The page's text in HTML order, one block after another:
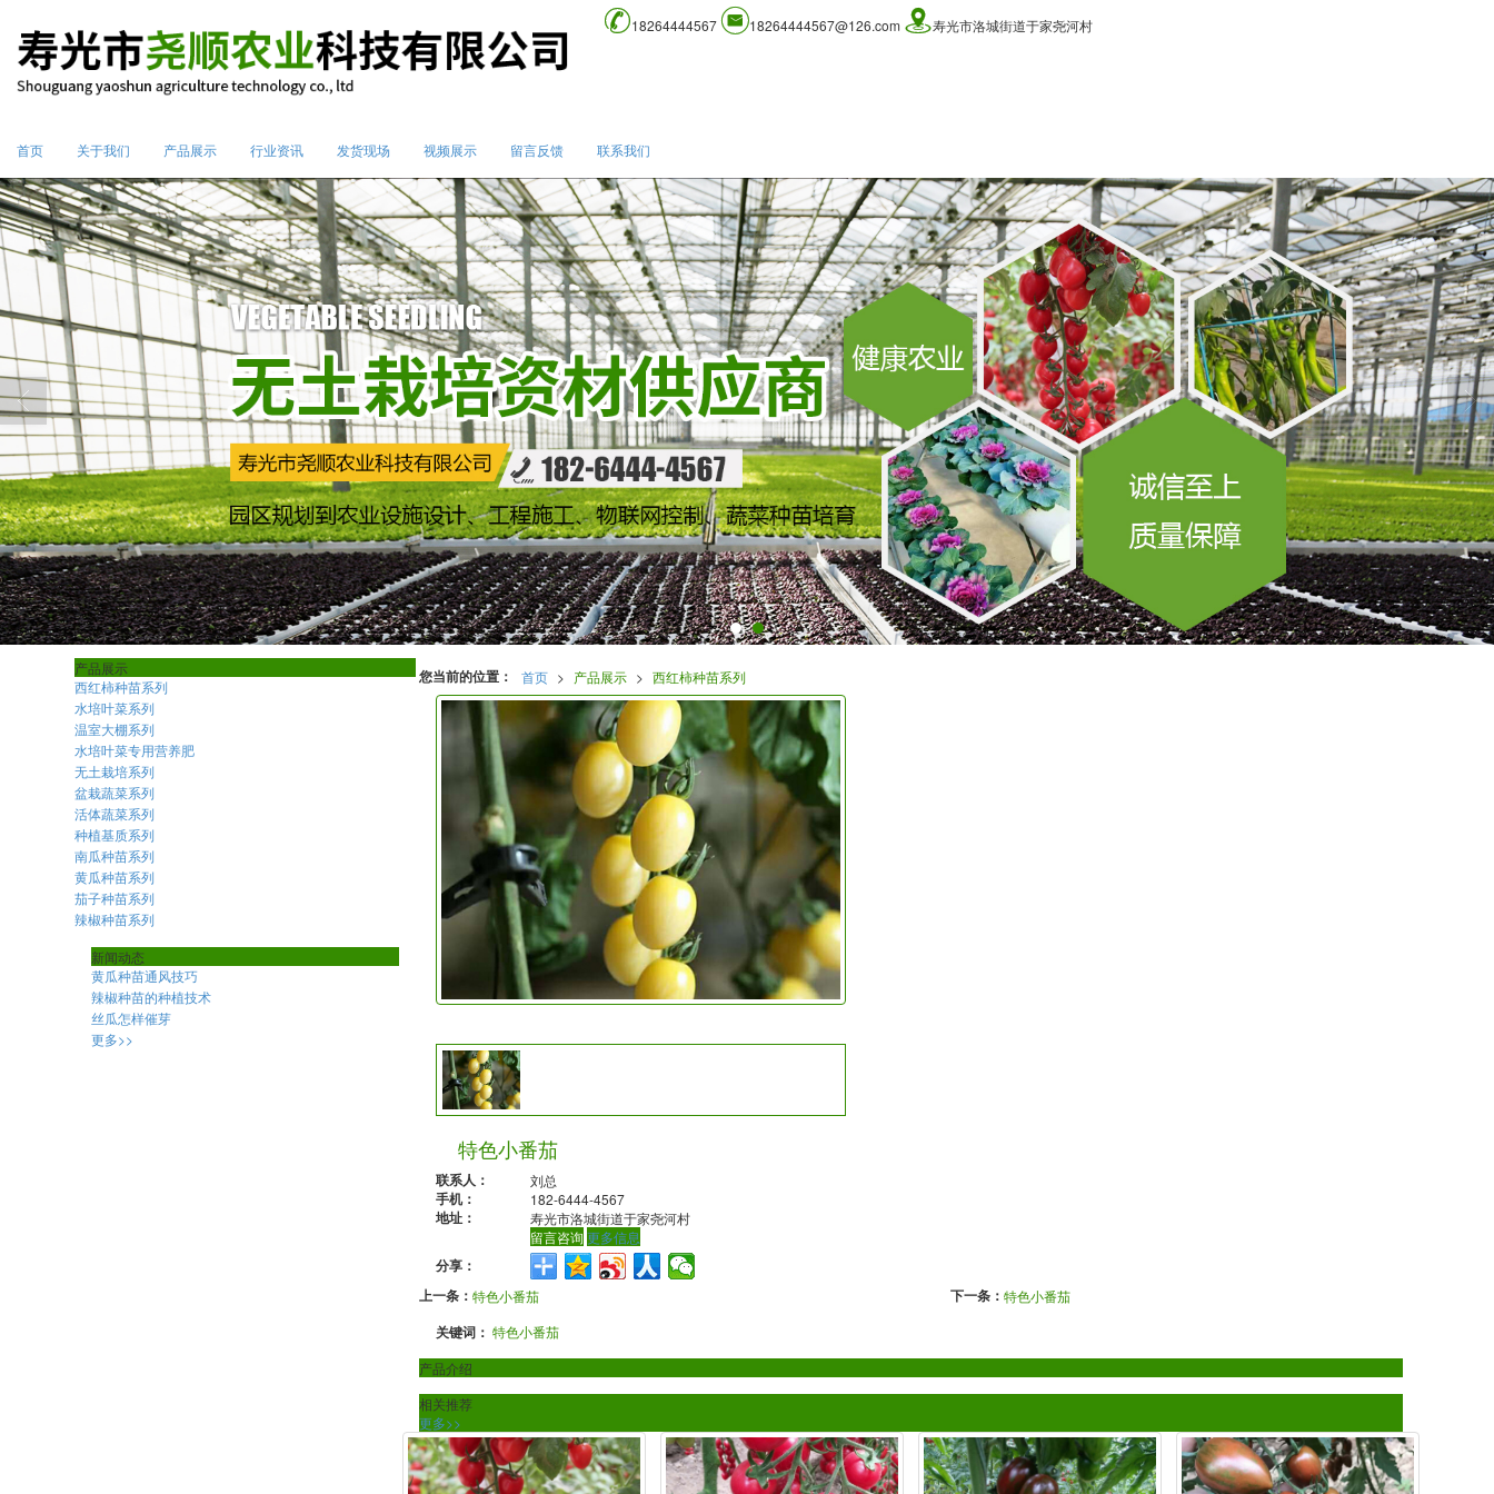
18264444567 18264444567@126.com 寿光市洛城街道于家尧河村
首页 关于我们 产品展示 行业资讯 发货现场 视频展示 留言反馈 联系我们
您当前的位置： 首页 > 产品展示 > 西红柿种苗系列
特色小番茄
联系人： 刘总
手机： 182-6444-4567
地址：
寿光市洛城街道于家尧河村
留言咨询 更多信息
分享：
上一条： 特色小番茄 下一条： 特色小番茄
关键词： 特色小番茄
产品介绍
相关推荐
更多>>
产品展示
西红柿种苗系列
水培叶菜系列
温室大棚系列
水培叶菜专用营养肥
无土栽培系列
盆栽蔬菜系列
活体蔬菜系列
种植基质系列
南瓜种苗系列
黄瓜种苗系列
茄子种苗系列
辣椒种苗系列
新闻动态
黄瓜种苗通风技巧
辣椒种苗的种植技术
丝瓜怎样催芽
更多>>